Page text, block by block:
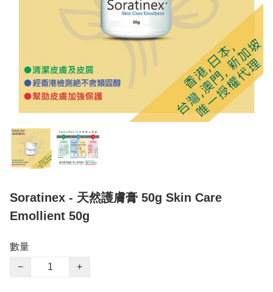
Soratinex - 天然護膚膏 50g Skin Care
Emollient 50g
數量
−
+